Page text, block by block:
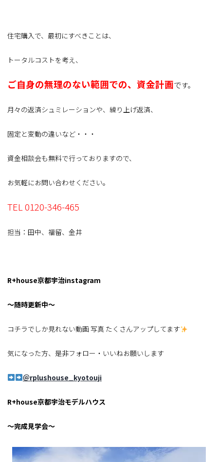
住宅購入で、最初にすべきことは、
トータルコストを考え、
ご自身の無理のない範囲での、資金計画です。
月々の返済シュミレーションや、繰り上げ返済、
固定と変動の違いなど・・・
資金相談会も無料で行っておりますので、
お気軽にお問い合わせください。
TEL 0120-346-465
担当：田中、福留、金井
R+house京都宇治instagram
～随時更新中～
コチラでしか見れない動画 写真 たくさんアップしてます
気になった方、是非フォロー・いいねお願いします
＠rplushouse_kyotouji
R+house京都宇治モデルハウス
～完成見学会～